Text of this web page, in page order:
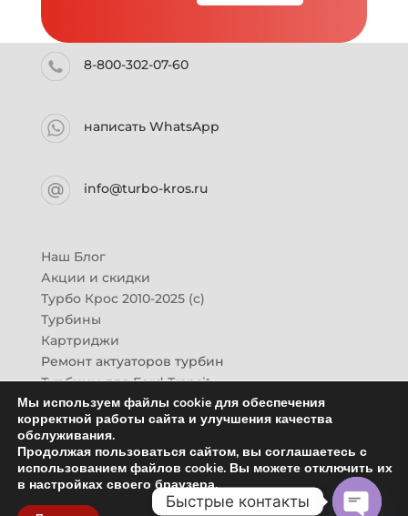
8-800-302-07-60
написать WhatsApp
info@turbo-kros.ru
Наш Блог
Акции и скидки
Турбо Крос 2010-2025 (с)
Турбины
Картриджи
Ремонт актуаторов турбин
Турбины для Ford Transit
Турбины для Mazda CX-7
Картридж для ГАЗон-Next
Турбины HINO (Хино)
Купить новую турбину
Контакты
Оптовикам
Мы используем файлы cookie для обеспечения
корректной работы сайта и улучшения качества
обслуживания.
Продолжая пользоваться сайтом, вы соглашаетесь с
использованием файлов cookie. Вы можете отключить их
в настройках своего браузера.
Быстрые контакты